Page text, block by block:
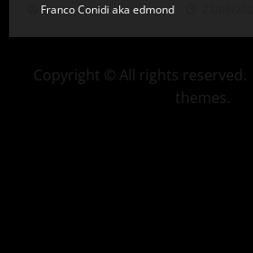
Franco Conidi aka edmond
Copyright © All rights reserved.
themes.